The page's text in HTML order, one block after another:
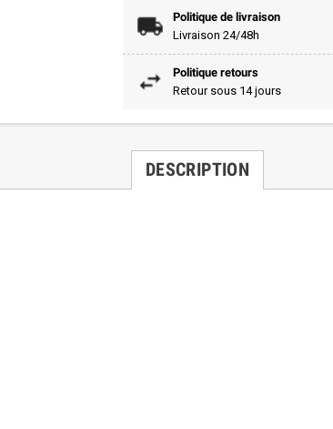
Politique de livraison
Livraison 24/48h
Politique retours
Retour sous 14 jours
DESCRIPTION